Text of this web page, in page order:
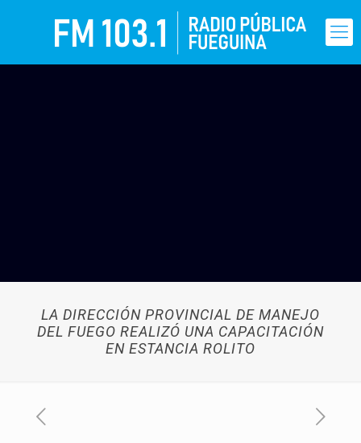
LA DIRECCIÓN PROVINCIAL DE MANEJO
DEL FUEGO REALIZÓ UNA CAPACITACIÓN
EN ESTANCIA ROLITO